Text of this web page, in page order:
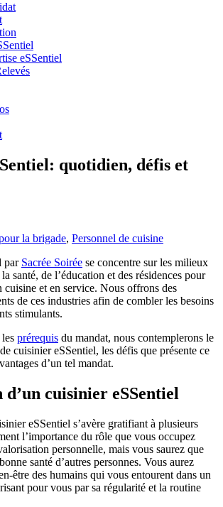
eSSentiel
quotidien, défis et
la brigade, Personnel de cuisine
par Sacrée Soirée se concentre sur les milieux
santé, de l’éducation et des résidences pour
cuisine et en service. Nous offrons des
de ces industries afin de combler les besoins
stimulants.
prérequis du mandat, nous contemplerons le
cuisinier eSSentiel, les défis que présente ce
d’un tel mandat.
cuisinier eSSentiel
eSSentiel s’avère gratifiant à plusieurs
l’importance du rôle que vous occupez
personnelle, mais vous saurez que
santé d’autres personnes. Vous aurez
être des humains qui vous entourent dans un
pour vous par sa régularité et la routine